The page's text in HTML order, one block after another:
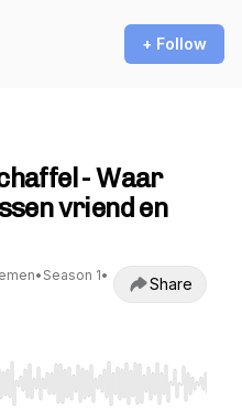
+ Follow
- Waar
vriend en
• Season 1•
Share
seek, Home/End to jump to